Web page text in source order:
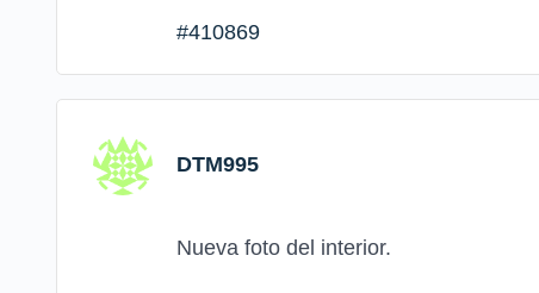
#410869
DTM995
Nueva foto del interior.